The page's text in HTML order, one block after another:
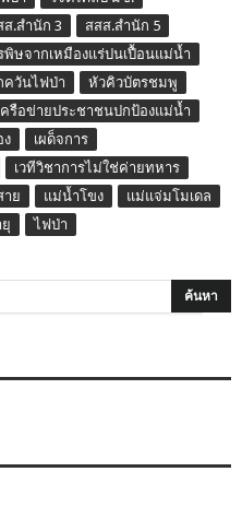
ส.สำนัก 3
สสส.สำนัก 5
พิษจากเหมืองแร่ปนเปื้อนแม่น้ำ
วันไฟป่า
หัวคิวบัตรชมพู
ครือข่ายประชาชนปกป้องแม่น้ำ
ง
เผด็จการ
เวทีวิชาการไม่ใช่ค่ายทหาร
าย แม่น้ำโขง
แม่แจ่มโมเดล
ไฟป่า